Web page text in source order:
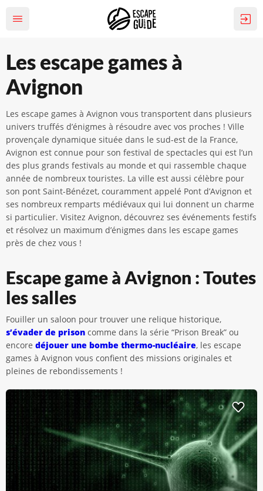
Les escape games à
Avignon
Les escape games à Avignon vous transportent dans plusieurs
univers truffés d’énigmes à résoudre avec vos proches ! Ville
provençale dynamique située dans le sud-est de la France,
Avignon est connue pour son festival de spectacles qui est l’un
des plus grands festivals au monde et qui rassemble chaque
année de nombreux touristes. La ville est aussi célèbre pour
son pont Saint-Bénézet, couramment appelé Pont d’Avignon et
ses nombreux remparts médiévaux qui lui donnent un charme
si particulier. Visitez Avignon, découvrez ses événements festifs
et résolvez un maximum d’énigmes dans les escape games
près de chez vous !
Escape game à Avignon : Toutes
les salles
Fouiller un saloon pour trouver une relique historique,
s’évader de prison comme dans la série “Prison Break” ou
encore déjouer une bombe thermo-nucléaire, les escape
games à Avignon vous confient des missions originales et
pleines de rebondissements !